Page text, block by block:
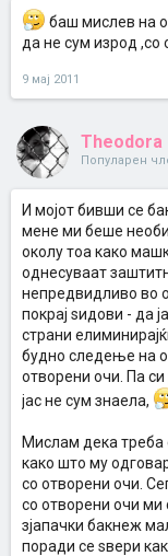
баш мислев на
да не сум изрод
9 мај 2011
Theodora
Популарен
И мојот бивши се
мене ми беше
околу тоа како
однесуваат
непредвидливо во
покрај ѕидови - да
страни
будно следење на
отворени очи. Па
јас не сум знаела,
Мислам дека треба
како што му
со отворени очи.
со отворени очи ми
зјапачки бакнеж
поради се ѕвери